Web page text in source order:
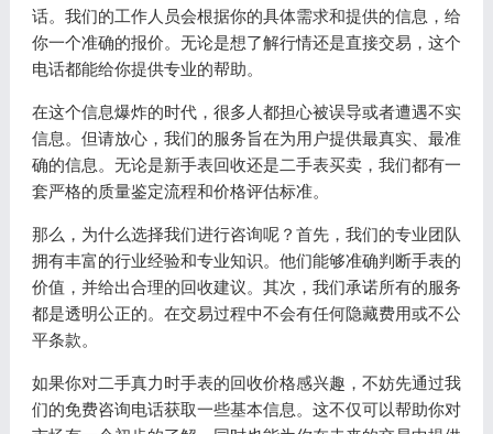
话。我们的工作人员会根据你的具体需求和提供的信息，给
你一个准确的报价。无论是想了解行情还是直接交易，这个
电话都能给你提供专业的帮助。
在这个信息爆炸的时代，很多人都担心被误导或者遭遇不实
信息。但请放心，我们的服务旨在为用户提供最真实、最准
确的信息。无论是新手表回收还是二手表买卖，我们都有一
套严格的质量鉴定流程和价格评估标准。
那么，为什么选择我们进行咨询呢？首先，我们的专业团队
拥有丰富的行业经验和专业知识。他们能够准确判断手表的
价值，并给出合理的回收建议。其次，我们承诺所有的服务
都是透明公正的。在交易过程中不会有任何隐藏费用或不公
平条款。
如果你对二手真力时手表的回收价格感兴趣，不妨先通过我
们的免费咨询电话获取一些基本信息。这不仅可以帮助你对